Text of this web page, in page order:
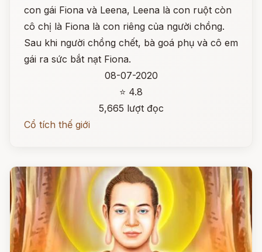
con gái Fiona và Leena, Leena là con ruột còn
cô chị là Fiona là con riêng của người chồng.
Sau khi người chồng chết, bà goá phụ và cô em
gái ra sức bắt nạt Fiona.
08-07-2020
⭐ 4.8
5,665 lượt đọc
Cổ tích thế giới